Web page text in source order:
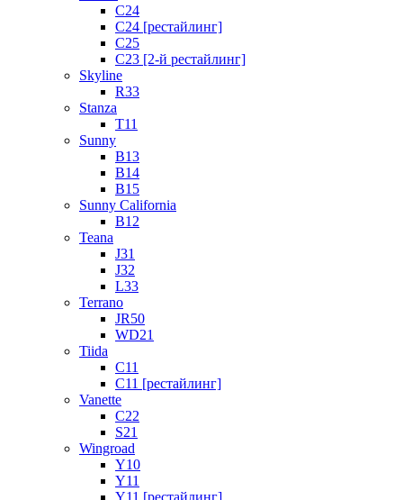
C24
C24 [рестайлинг]
C25
С23 [2-й рестайлинг]
Skyline
R33
Stanza
T11
Sunny
B13
B14
B15
Sunny California
B12
Teana
J31
J32
L33
Terrano
JR50
WD21
Tiida
C11
C11 [рестайлинг]
Vanette
C22
S21
Wingroad
Y10
Y11
Y11 [рестайлинг]